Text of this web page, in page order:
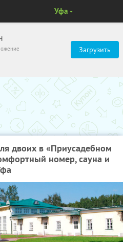
Загрузить
Уфа
двоих в «Приусадебном
номер, сауна и